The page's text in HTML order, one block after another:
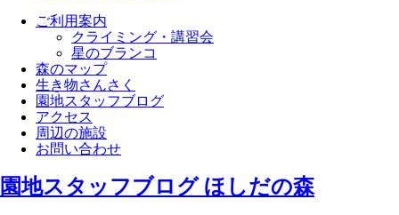
ご利用案内
クライミング・講習会
星のブランコ
森のマップ
生き物さんさく
園地スタッフブログ
アクセス
周辺の施設
お問い合わせ
園地スタッフブログ ほしだの森